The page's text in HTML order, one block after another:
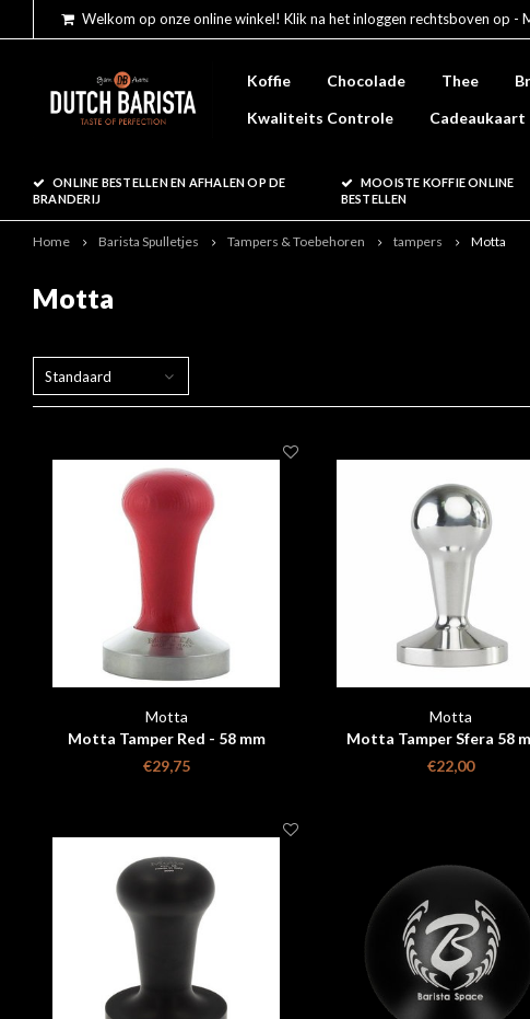
Welkom op onze online winkel! Klik na het inloggen rechtsboven op -
Koffie Chocolade Thee
Kwaliteits Controle
Cadeaukaart
ONLINE BESTELLEN EN AFHALEN OP DE
BRANDERIJ
MOOISTE KOFFIE ONLINE
BESTELLEN
Home Barista Spulletjes Tampers & Toebehoren tampers Motta
Motta
Standaard
Motta
Motta Tamper Red - 58 mm
€29,75
Motta
Motta Tamper Sfera 58
Aluminium
€22,00